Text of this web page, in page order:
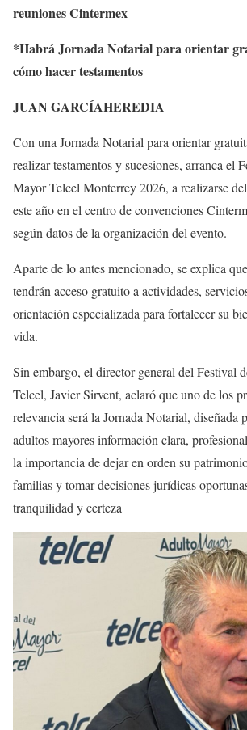
reuniones Cintermex
*Habrá Jornada Notarial para orientar
cómo hacer testamentos
JUAN GARCÍAHEREDIA
Con una Jornada Notarial para orientar
realizar testamentos y sucesiones, arranca el
Mayor Telcel Monterrey 2026, a realizarse
este año en el centro de convenciones
según datos de la organización del evento.
Aparte de lo antes mencionado, se explica
tendrán acceso gratuito a actividades,
orientación especializada para fortalecer su
vida.
Sin embargo, el director general del Festival
Telcel, Javier Sirvent, aclaró que uno de los
relevancia será la Jornada Notarial, diseñada
adultos mayores información clara,
la importancia de dejar en orden su
familias y tomar decisiones jurídicas
tranquilidad y certeza